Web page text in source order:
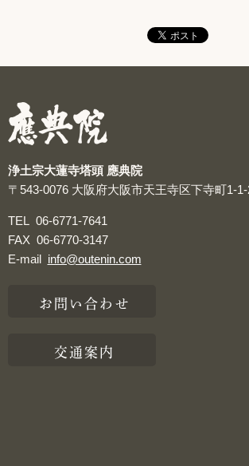
浄土宗大蓮寺塔頭 應典院
〒543-0076 大阪府大阪市天王寺区下寺町1-
TEL 06-6771-7641
FAX 06-6770-3147
E-mail info@outenin.com
お問い合わせ
交通案内